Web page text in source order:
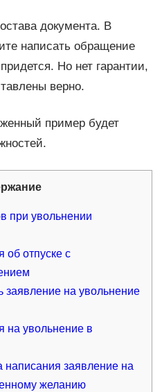
документа. В
написать обращение
Но нет гарантии,
верно.
пример будет
при увольнении
об отпуске с
заявление на увольнение
на увольнение в
написания заявление на
желанию